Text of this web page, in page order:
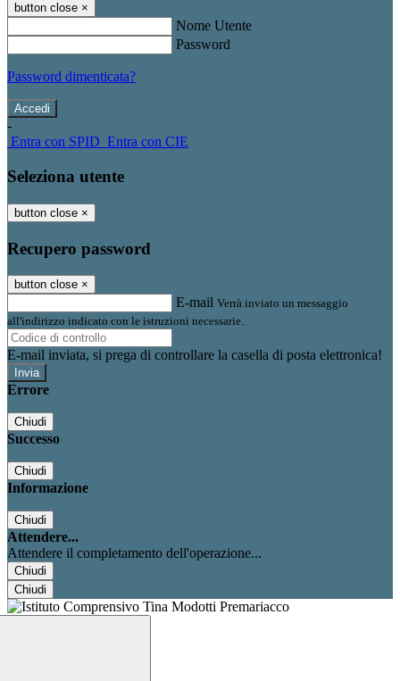
button close ×
Nome Utente
Password
Password dimenticata?
-
Entra con SPID Entra con CIE
Seleziona utente
button close ×
Recupero password
button close ×
E-mail Verrà inviato un messaggio
all'indirizzo indicato con le istruzioni necessarie.
E-mail inviata, si prega di controllare la casella di posta elettronica!
Errore
Chiudi
Successo
Chiudi
Informazione
Chiudi
Attendere...
Attendere il completamento dell'operazione...
Chiudi
Chiudi